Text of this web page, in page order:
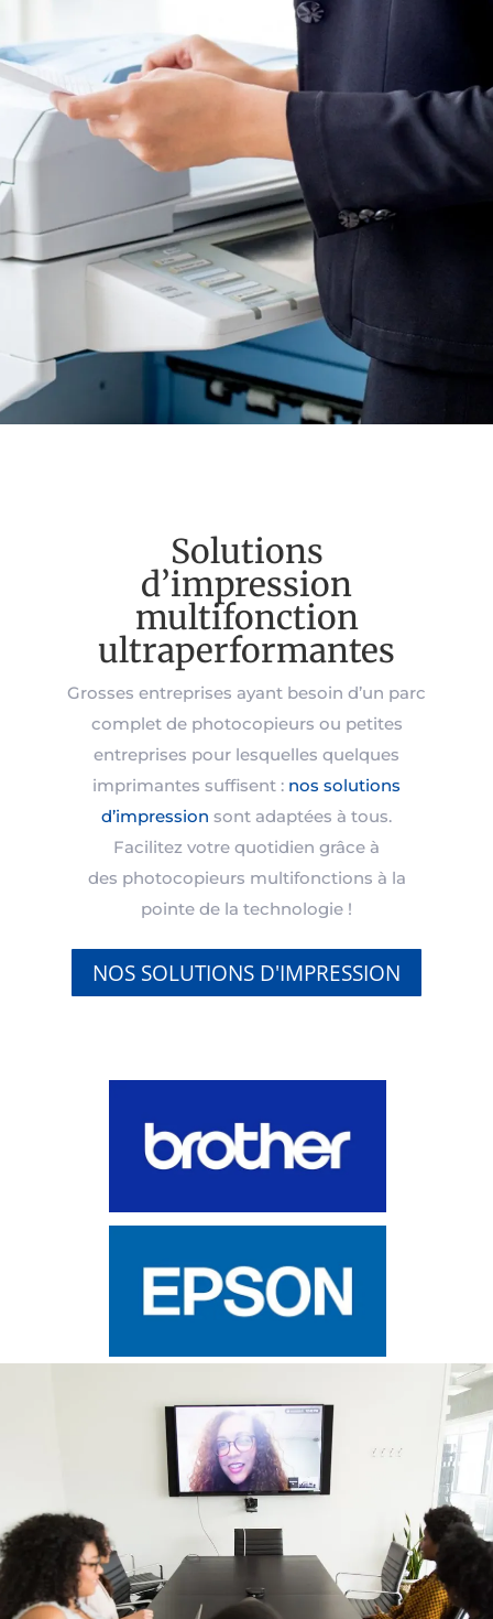
Solutions
d’impression
multifonction
ultraperformantes
Grosses entreprises ayant besoin d’un parc
complet de photocopieurs ou petites
entreprises pour lesquelles quelques
imprimantes suffisent : nos solutions
d’impression sont adaptées à tous.
Facilitez votre quotidien grâce à
des photocopieurs multifonctions à la
pointe de la technologie !
NOS SOLUTIONS D'IMPRESSION